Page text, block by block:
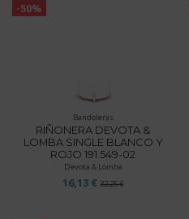
-50%
Bandoleras
RIÑONERA DEVOTA &
LOMBA SINGLE BLANCO Y
ROJO 191.549-02
Devota & Lomba
16,13 €32,25 €